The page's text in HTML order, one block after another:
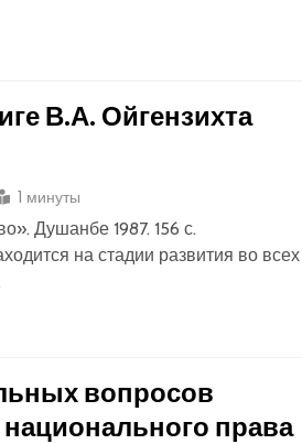
В.А. Ойгензихта
1 минуты
Душанбе 1987. 156 с.
на стадии развития во всех
вопросов
права